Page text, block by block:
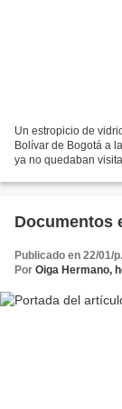
Un estropicio de
Bolívar de Bogotá a
ya no quedaban
Documentos
Publicado en 22/01/
Por Oiga Hermano,